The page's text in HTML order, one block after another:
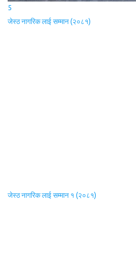
5
जेस्ठ नागरिक लाई सम्मान (२०८१)
जेस्ठ नागरिक लाई सम्मान १ (२०८१)